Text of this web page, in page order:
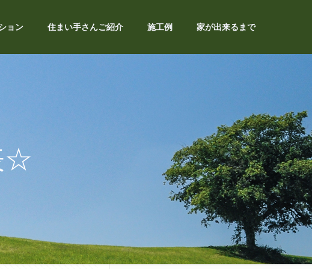
ョン 住まい手さんご紹介 施工例 家が出来るまで
☆